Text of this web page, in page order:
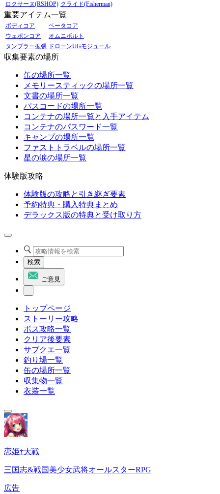
ロクサーヌ(RSHOP) クライド(Fisherman)
重要アイテム一覧
ボディコア
ベータコア
ウェポンコア
オムニボルト
タンブラー拡張 ドローンUGモジュール
収集要素の場所
缶の場所一覧
メモリースティックの場所一覧
文書の場所一覧
パスコードの場所一覧
コンテナの場所一覧と入手アイテム
コンテナのパスワード一覧
キャンプの場所一覧
ファストトラベルの場所一覧
星の涙の場所一覧
体験版攻略
体験版の攻略と引き継ぎ要素
予約特典・購入特典まとめ
デラックス版の特典と受け取り方
検索
ご意見
トップページ
ストーリー攻略
ボス攻略一覧
クリア後要素
サブクエ一覧
釣り場一覧
缶の場所一覧
収集物一覧
衣装一覧
恋姫†大戦
三国志&戦国美少女武将オールスターRPG
広告